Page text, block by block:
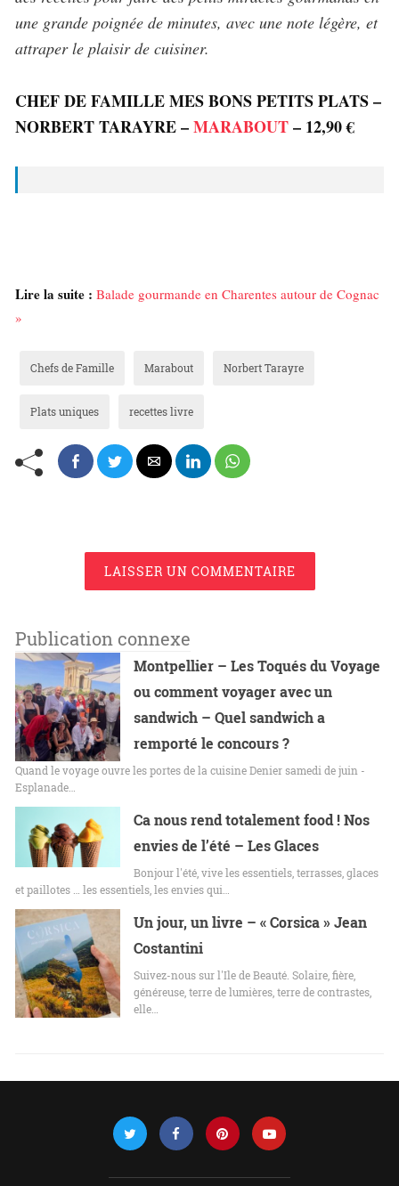
une grande poignée de minutes, avec une note légère, et
attraper le plaisir de cuisiner.
CHEF DE FAMILLE MES BONS PETITS PLATS –
NORBERT TARAYRE –MARABOUT– 12,90 €
Lire la suite : Balade gourmande en Charentes autour de Cognac
»
Chefs de Famille Marabout Norbert Tarayre
Plats uniques recettes livre
LAISSER UN COMMENTAIRE
Publication connexe
Montpellier – Les Toqués du Voyage
ou comment voyager avec un
sandwich – Quel sandwich a
remporté le concours ?
Quand le voyage ouvre les portes de la cuisine Denier samedi de juin -
Esplanade…
Ca nous rend totalement food ! Nos
envies de l’été – Les Glaces
Bonjour l'été, vive les essentiels, terrasses, glaces
et paillotes … les essentiels, les envies qui…
Un jour, un livre – « Corsica » Jean
Costantini
Suivez-nous sur l'Ile de Beauté. Solaire, fière,
généreuse, terre de lumières, terre de contrastes,
elle…